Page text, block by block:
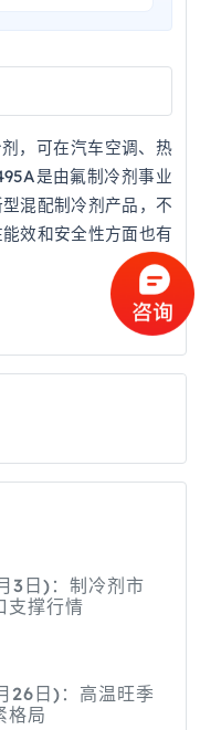
，可在汽车空调、热
是由氟制冷剂事业
混配制冷剂产品，不
效和安全性方面也有
3日)：制冷剂市
支撑行情
26日)：高温旺季
格局